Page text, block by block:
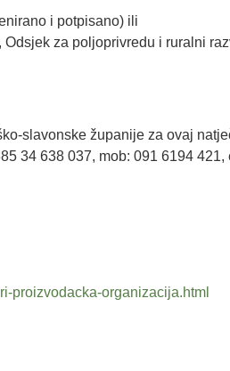
i potpisano) ili
za poljoprivredu i ruralni
slavonske županije za ovaj
34 638 037, mob: 091 6194 421,
proizvodacka-organizacija.html